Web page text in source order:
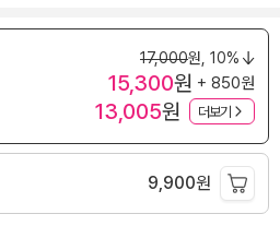
17,000원, 10%
15,300원 + 850원
13,005원 더보기
9,900원